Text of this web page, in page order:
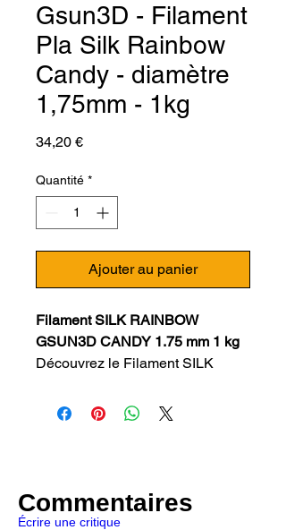
Gsun3D - Filament
Pla Silk Rainbow
Candy - diamètre
1,75mm - 1kg
34,20 €Prix
Quantité *
Ajouter au panier
Filament SILK RAINBOW
GSUN3D CANDY 1.75 mm 1 kg
Découvrez le Filament SILK
FOREST 1.75 mm 1 kg, un
plus de 10 ans. Recommandé par
LV3D, ce filament PLA est le
Commentaires
Écrire une critique